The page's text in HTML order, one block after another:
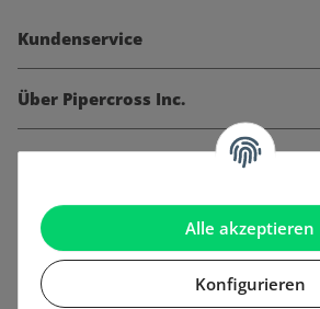
Alle akzeptieren
Konfigurieren
Kundenservice
Über Pipercross Inc.
Informationen
Gesetzliche Informationen